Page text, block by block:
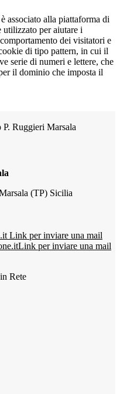
associato alla piattaforma di
per aiutare i
dei visitatori e
di tipo pattern, in cui il
serie di numeri e lettere, che
il dominio che imposta il
Ruggieri Marsala
(TP) Sicilia
Link per inviare una mail
Link per inviare una mail
Rete